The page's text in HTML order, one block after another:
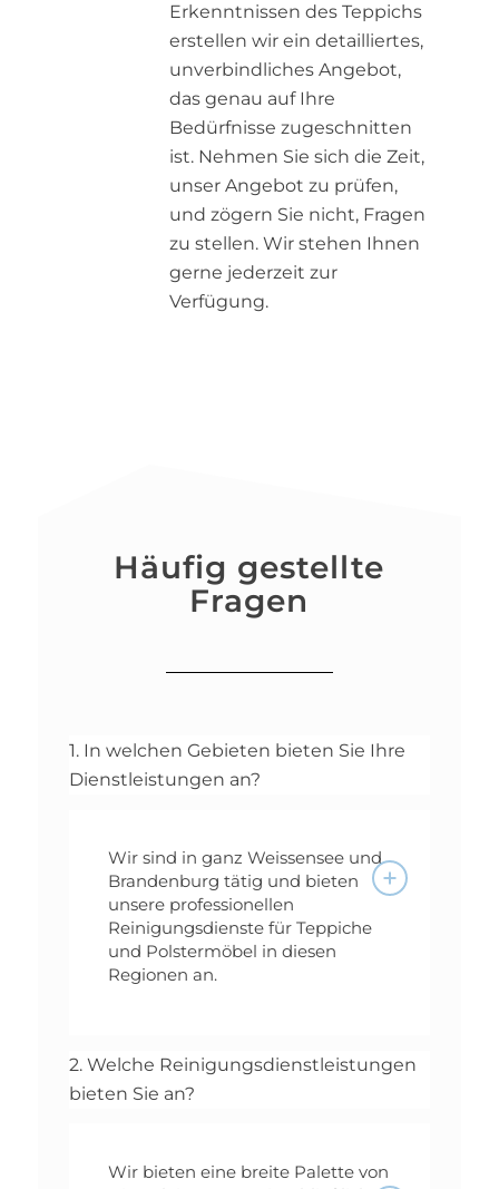
Erkenntnissen des Teppichs
erstellen wir ein detailliertes,
unverbindliches Angebot,
das genau auf Ihre
Bedürfnisse zugeschnitten
ist. Nehmen Sie sich die Zeit,
unser Angebot zu prüfen,
und zögern Sie nicht, Fragen
zu stellen. Wir stehen Ihnen
gerne jederzeit zur
Verfügung.
Häufig gestellte
Fragen
1. In welchen Gebieten bieten Sie Ihre
Dienstleistungen an?
Wir sind in ganz Weissensee und
Brandenburg tätig und bieten
unsere professionellen
Reinigungsdienste für Teppiche
und Polstermöbel in diesen
Regionen an.
2. Welche Reinigungsdienstleistungen
bieten Sie an?
Wir bieten eine breite Palette von